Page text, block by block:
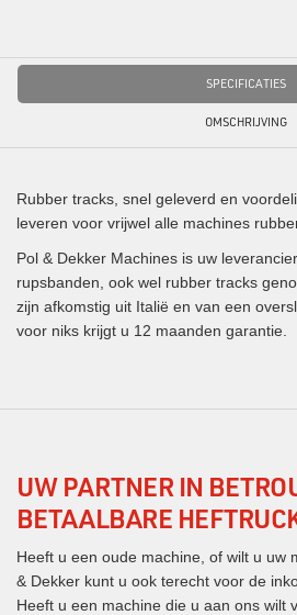
SPECIFICATIES
OMSCHRIJVING
Rubber tracks, snel geleverd en
leveren voor vrijwel alle machines
Pol & Dekker Machines is uw
rupsbanden, ook wel rubber tracks
zijn afkomstig uit Italië en van een
voor niks krijgt u 12 maanden garantie.
UW PARTNER IN
BETAALBARE
Heeft u een oude machine, of wilt u uw
& Dekker kunt u ook terecht voor de
Heeft u een machine die u aan ons wilt